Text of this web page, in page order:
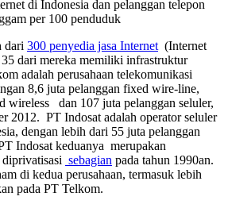
di Indonesia dan pelanggan telepon
per 100 penduduk
dari 300 penyedia jasa Internet (Internet
dari mereka memiliki infrastruktur
adalah perusahaan telekomunikasi
8,6 juta pelanggan fixed wire-line,
wireless dan 107 juta pelanggan seluler,
2012. PT Indosat adalah operator seluler
dengan lebih dari 55 juta pelanggan
Indosat keduanya merupakan
sebagian pada tahun 1990an.
di kedua perusahaan, termasuk lebih
pada PT Telkom.